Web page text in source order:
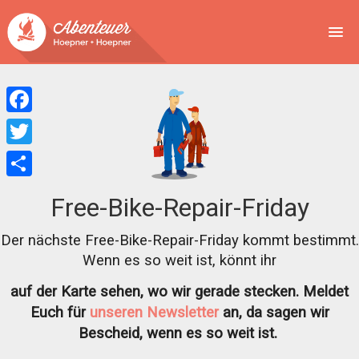
SPONSOREN
Free-Bike-Repair-Friday
Der nächste Free-Bike-Repair-Friday kommt bestimmt.
Wenn es so weit ist, könnt ihr
auf der Karte sehen, wo wir gerade stecken. Meldet
Euch für unseren Newsletteran, da sagen wir
Bescheid, wenn es so weit ist.
Facebook
Twitter